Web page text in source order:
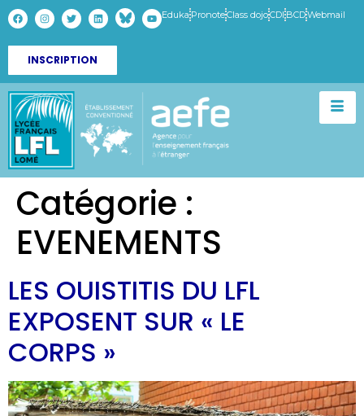
Eduka PronoteClass dojoCDI BCDWebmail
INSCRIPTION
Catégorie :
EVENEMENTS
LES OUISTITIS DU LFL
EXPOSENT SUR « LE
CORPS »